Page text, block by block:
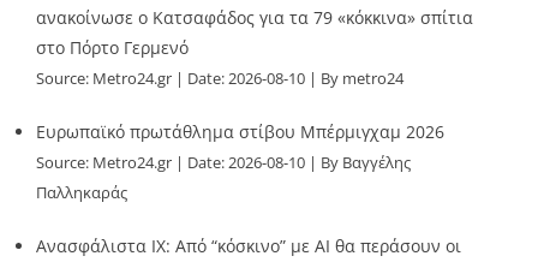
ανακοίνωσε ο Κατσαφάδος για τα 79 «κόκκινα» σπίτια
στο Πόρτο Γερμενό
Source: Metro24.gr Date: 2026-08-10 By metro24
Ευρωπαϊκό πρωτάθλημα στίβου Μπέρμιγχαμ 2026
Source: Metro24.gr Date: 2026-08-10
By Βαγγέλης
Παλληκαράς
Ανασφάλιστα ΙΧ: Από “κόσκινο” με AI θα περάσουν οι